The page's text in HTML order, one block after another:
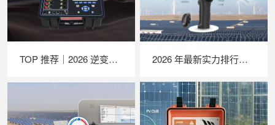
TOP 推荐｜2026 逆变器综合测试仪厂家推荐，苏州 LAILX LX‑PE93 深度解析 2026 年最新实力排行｜苏州 LAILX LX‑F300 手持红外热成像仪深度测评